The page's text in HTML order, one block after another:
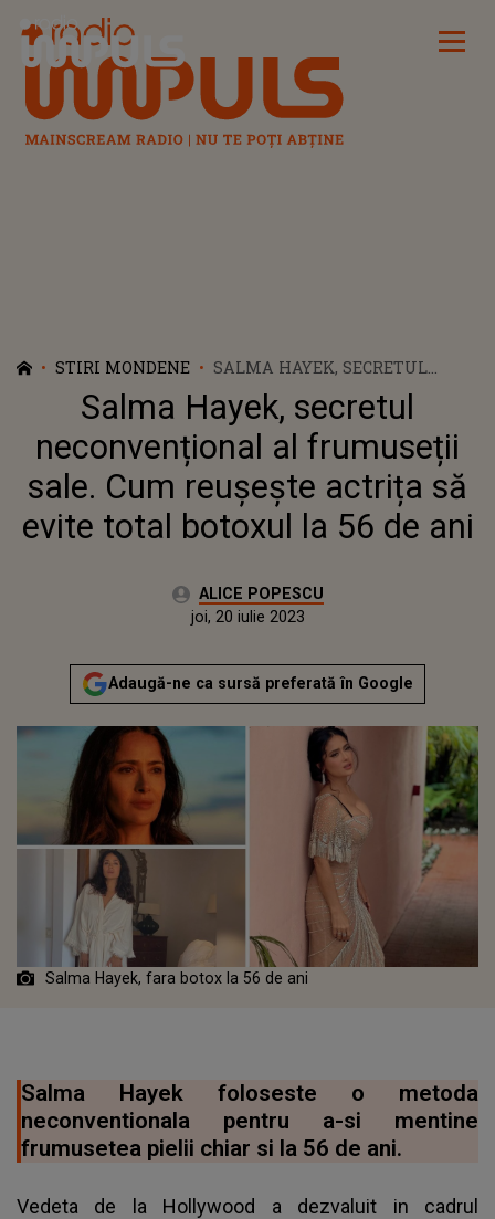
Radio Impuls
STIRI MONDENE
SALMA HAYEK, SECRETUL
NECONVENȚIONAL AL
FRUMUSEȚII SALE. CUM
REUȘEȘTE ACTRIȚA SĂ EVITE
TOTAL BOTOXUL LA 56 DE ANI
Salma Hayek, secretul
neconvențional al frumuseții
sale. Cum reușește actrița să
evite total botoxul la 56 de ani
Autor:ALICE POPESCU
Actualizat:
joi, 20 iulie 2023
Adaugă-ne ca sursă preferată în Google
Salma Hayek, fara botox la 56 de ani
Salma Hayek foloseste o metoda
neconventionala pentru a-si mentine
frumusetea pielii chiar si la 56 de ani.
Vedeta de la Hollywood a dezvaluit in cadrul